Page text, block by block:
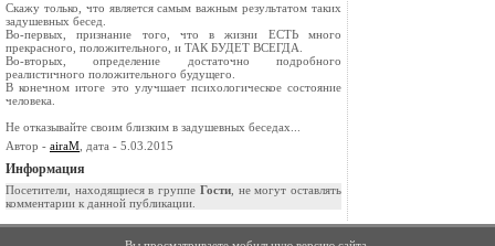
Скажу только, что является самым важным результатом таких
задушевных бесед.
Во-первых, признание того, что в жизни ЕСТЬ много
прекрасного, положительного, и ТАК БУДЕТ ВСЕГДА.
Во-вторых, определение достаточно подробного
реалистичного положительного будущего.
В конечном итоге это улучшает психологическое состояние
человека.
Не отказывайте своим близким в задушевных беседах...
Автор - airaM , дата - 5.03.2015
Информация
Посетители, находящиеся в группе Гости, не могут оставлять
комментарии к данной публикации.